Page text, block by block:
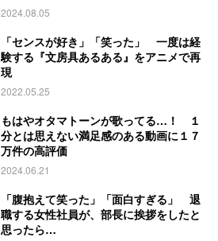
2024.08.05
「センスが好き」「笑った」 一度は経
験する『文房具あるある』をアニメで再
現
2022.05.25
もはやオタマトーンが歌ってる…！ １
分とは思えない満足感のある動画に１７
万件の高評価
2024.06.21
「腹抱えて笑った」「面白すぎる」 退
職する女性社員が、部長に挨拶をしたと
思ったら…